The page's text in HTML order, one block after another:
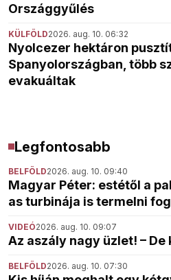
Országgyűlés
KÜLFÖLD2026. aug. 10. 06:32
Nyolcezer hektáron
Spanyolországban, több
evakuáltak
Legfontosabb
BELFÖLD2026. aug. 10. 09:40
Magyar Péter: estétől a
as turbinája is termelni fog
VIDEÓ2026. aug. 10. 09:07
Az aszály nagy üzlet! – De
BELFÖLD2026. aug. 10. 07:30